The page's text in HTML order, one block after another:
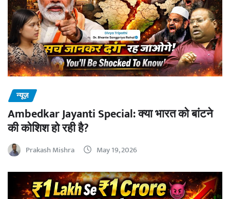
न्यूज़
Ambedkar Jayanti Special: क्या भारत को बांटने
की कोशिश हो रही है?
Prakash Mishra May 19, 2026